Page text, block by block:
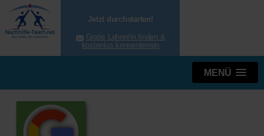
Jetzt durchstarten!
Gratis Lehrer/in finden &
kostenlos kennenlernen
MENÜ